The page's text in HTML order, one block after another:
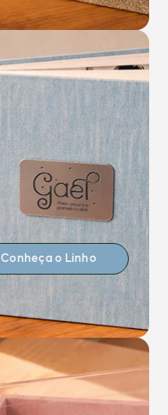
Conheça o Linho